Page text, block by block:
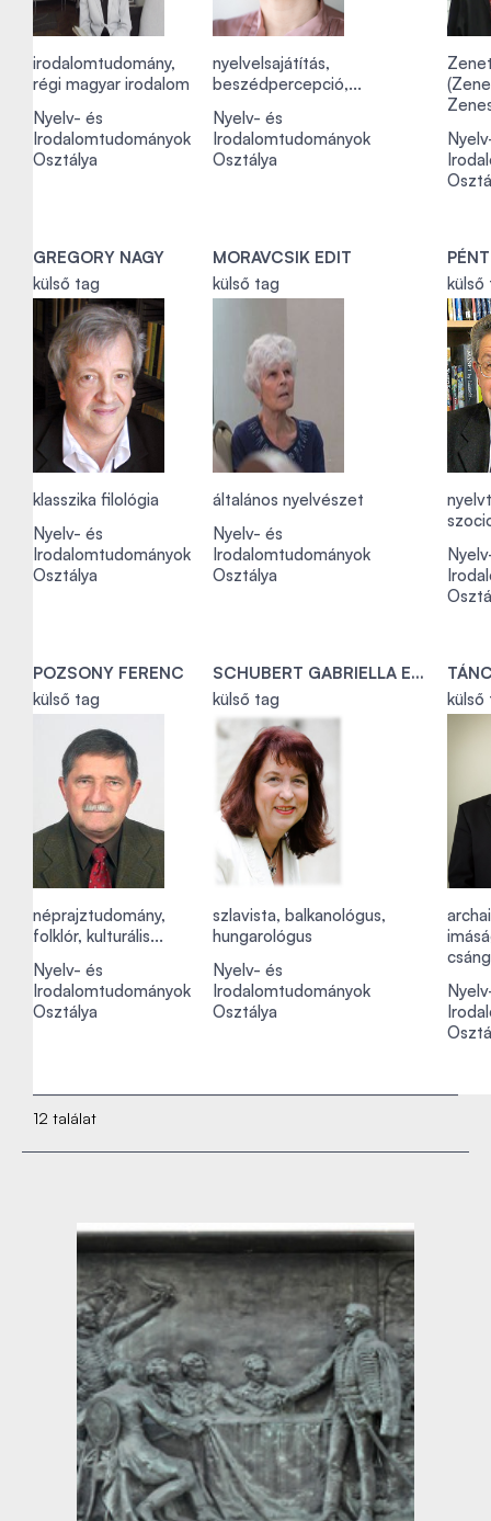
irodalomtudomány,
régi magyar irodalom
Nyelv- és
Irodalomtudományok
Osztálya
nyelvelsajátítás,
beszédpercepció,...
Nyelv- és
Irodalomtudományok
Osztálya
GREGORY NAGY
külső tag
klasszika filológia
Nyelv- és
Irodalomtudományok
Osztálya
MORAVCSIK EDIT
külső tag
általános nyelvészet
Nyelv- és
Irodalomtudományok
Osztálya
külső
POZSONY FERENC
külső tag
néprajztudomány,
folklór, kulturális...
Nyelv- és
Irodalomtudományok
Osztálya
SCHUBERT GABRIELLA ERZSÉBET KATALIN
külső tag
szlavista, balkanológus,
hungarológus
Nyelv- és
Irodalomtudományok
Osztálya
külső
12 találat